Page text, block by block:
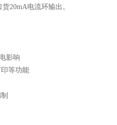
20mA电流环输出。
影响
等功能